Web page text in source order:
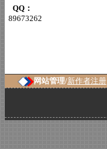
QQ：
89673262
网站管理/新作者注册